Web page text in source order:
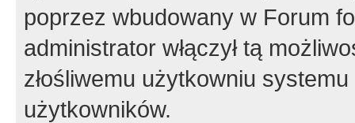
poprzez wbudowany w Forum
administrator włączył tą
złośliwemu użytkowniu
użytkowników.